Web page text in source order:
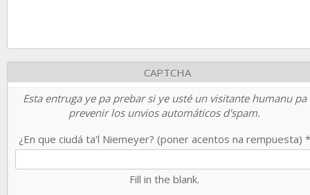
CAPTCHA
Esta entruga ye pa prebar si ye usté un visitante humanu pa
prevenir los unvios automáticos d'spam.
¿En que ciudá ta'l Niemeyer? (poner acentos na rempuesta) *
Fill in the blank.